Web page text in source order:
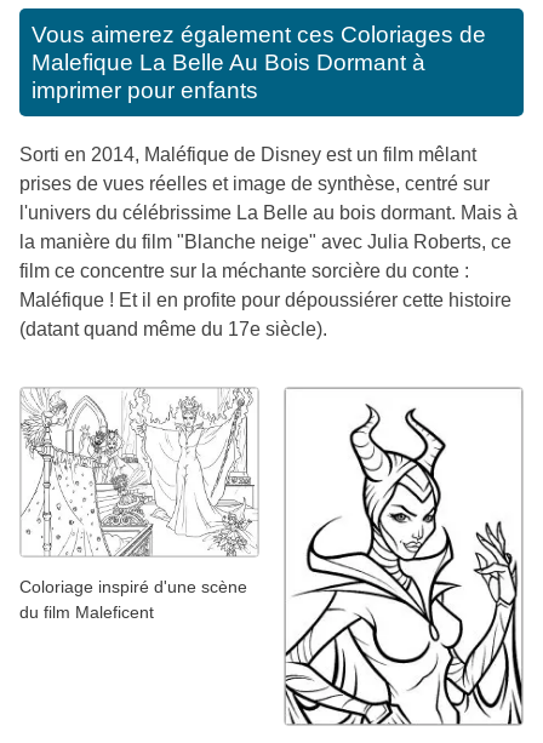
Vous aimerez également ces Coloriages de
Malefique La Belle Au Bois Dormant à
imprimer pour enfants
Sorti en 2014, Maléfique de Disney est un film mêlant
prises de vues réelles et image de synthèse, centré sur
l'univers du célébrissime La Belle au bois dormant. Mais à
la manière du film "Blanche neige" avec Julia Roberts, ce
film ce concentre sur la méchante sorcière du conte :
Maléfique ! Et il en profite pour dépoussiérer cette histoire
(datant quand même du 17e siècle).
Coloriage inspiré d'une scène
du film Maleficent